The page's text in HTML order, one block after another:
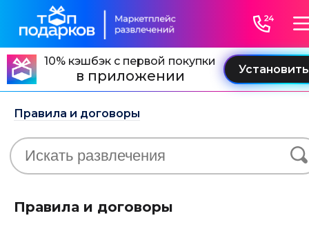
10% кэшбэк с первой покупки
в приложении
Правила и договоры
Правила и договоры